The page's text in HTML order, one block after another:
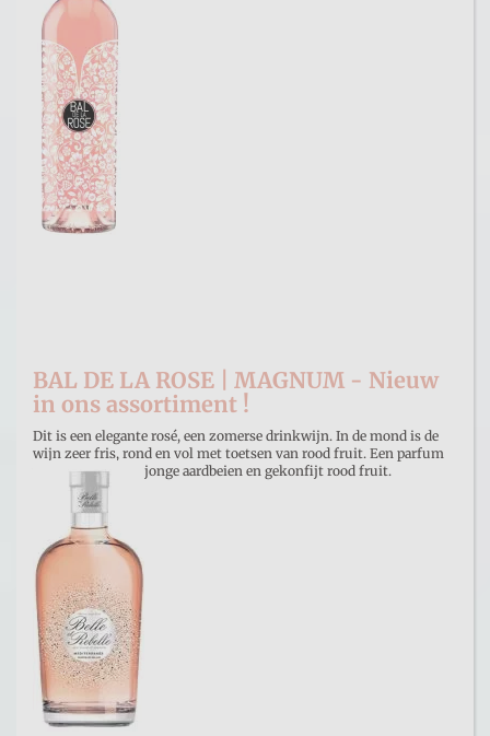
BAL DE LA ROSE | MAGNUM - Nieuw
in ons assortiment !
Dit is een elegante rosé, een zomerse drinkwijn. In de mond is de
wijn zeer fris, rond en vol met toetsen van rood fruit. Een parfum
van rode neusjes, jonge aardbeien en gekonfijt rood fruit.
€ 22,00
Prijs per stuk
